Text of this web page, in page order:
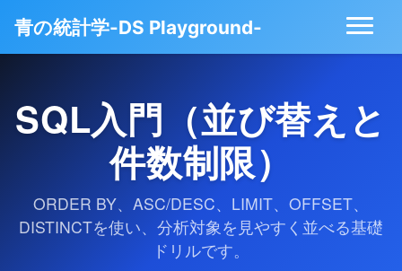
青の統計学-DS Playground-
SQL入門（並び替えと
件数制限）
ORDER BY、ASC/DESC、LIMIT、OFFSET、
DISTINCTを使い、分析対象を見やすく並べる基礎
ドリルです。